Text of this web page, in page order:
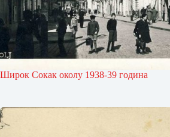
Широк Сокак околу 1938-39 година